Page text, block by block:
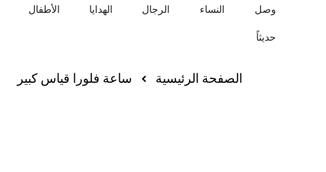
الصفحة الرئيسية ساعة فلورا قياس كبير